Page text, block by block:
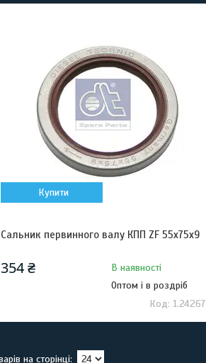
Купити
Сальник первинного валу КПП ZF 55x75x9
354 ₴
В наявності
Оптом і в роздріб
1.24267